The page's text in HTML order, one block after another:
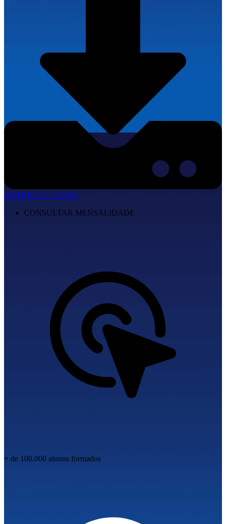
MATRIZ DO CURSO
CONSULTAR MENSALIDADE
+ de 100.000 alunos formados